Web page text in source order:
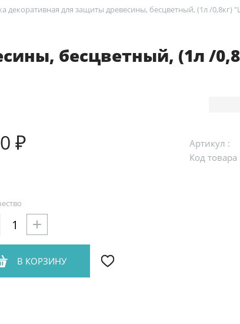
декоративная для защиты древесины, бесцветный, (1л /0,8кг)
бесцветный, (1л /
₽
Артикул :
Код товара
В КОРЗИНУ